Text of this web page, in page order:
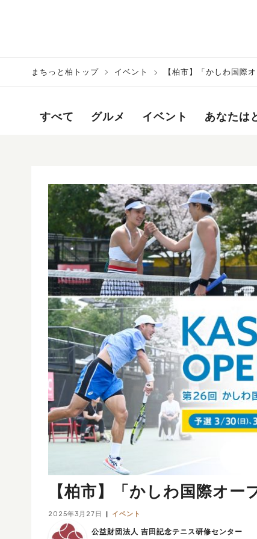
まちっと柏トップ イベント 【柏市】「かしわ国際
すべて グルメ イベント あなたは
【柏市】「かしわ国際オー
2025年3月27日 イベント
公益財団法人 吉田記念テニス研修センター